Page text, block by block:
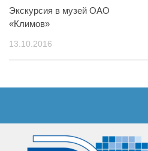
Экскурсия в музей ОАО
«Климов»
13.10.2016